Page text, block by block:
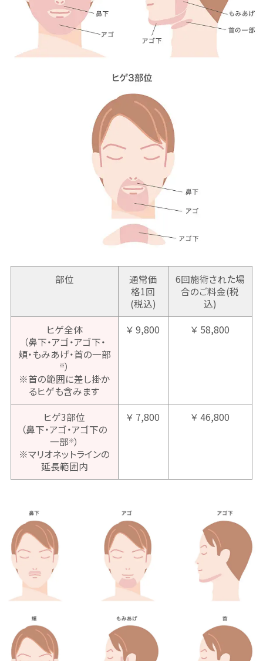
部位
通常価
格1回
(税込)
6回施術された場
合のご料金(税
込)
ヒゲ全体
（鼻下・アゴ・アゴ下・
頬・もみあげ・首の一部
※）
※首の範囲に差し掛か
るヒゲも含みます
￥ 9,800 ￥ 58,800
ヒゲ3部位
（鼻下・アゴ・アゴ下の
一部※）
※マリオネットラインの
延長範囲内
￥ 7,800 ￥ 46,800